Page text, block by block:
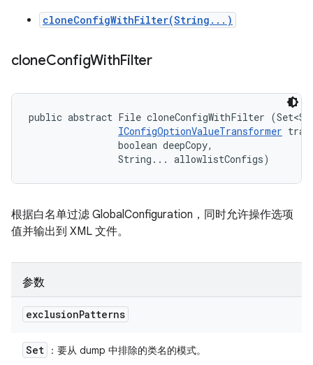
cloneConfigWithFilter(String...)
cloneConfigWithFilter
public abstract File cloneConfigWithFilter
IConfigOptionValueTransformer
                boolean deepCopy,
                String... allowlistConfigs)
根据白名单过滤 GlobalConfiguration，同时允许操作选项
值并输出到 XML 文件。
参数
exclusionPatterns
Set ：要从 dump 中排除的类名的模式。